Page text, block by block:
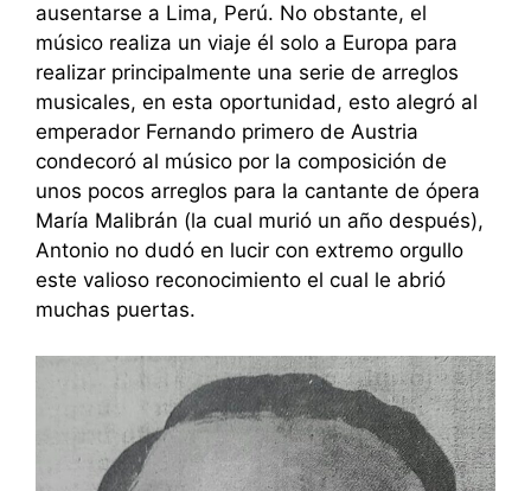
ausentarse a Lima, Perú. No obstante, el
músico realiza un viaje él solo a Europa para
realizar principalmente una serie de arreglos
musicales, en esta oportunidad, esto alegró al
emperador Fernando primero de Austria
condecoró al músico por la composición de
unos pocos arreglos para la cantante de ópera
María Malibrán (la cual murió un año después),
Antonio no dudó en lucir con extremo orgullo
este valioso reconocimiento el cual le abrió
muchas puertas.